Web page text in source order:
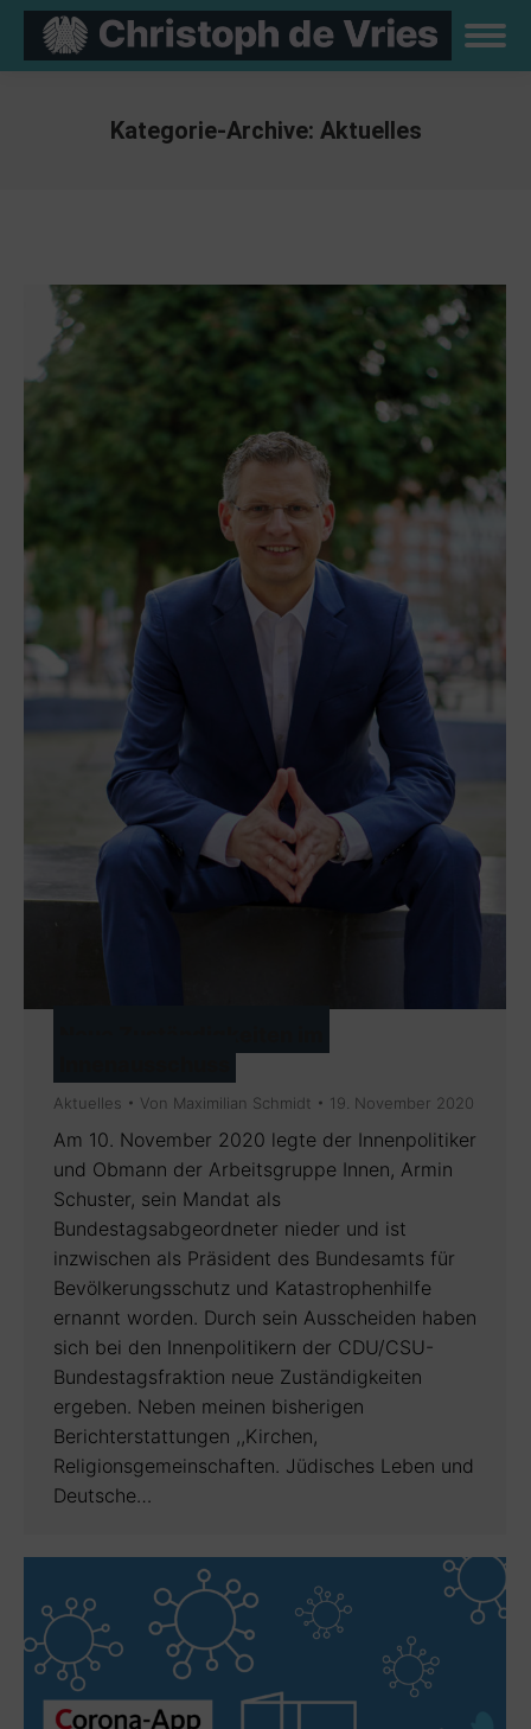
Kategorie-Archive: Aktuelles
Aktuelles Von Maximilian Schmidt 19. November 2020
Am 10. November 2020 legte der Innenpolitiker
und Obmann der Arbeitsgruppe Innen, Armin
Schuster, sein Mandat als
Bundestagsabgeordneter nieder und ist
inzwischen als Präsident des Bundesamts für
Bevölkerungsschutz und Katastrophenhilfe
ernannt worden. Durch sein Ausscheiden haben
sich bei den Innenpolitikern der CDU/CSU-
Bundestagsfraktion neue Zuständigkeiten
ergeben. Neben meinen bisherigen
Berichterstattungen ,,Kirchen,
Religionsgemeinschaften. Jüdisches Leben und
Deutsche…